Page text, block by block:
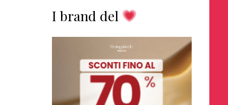
I brand del